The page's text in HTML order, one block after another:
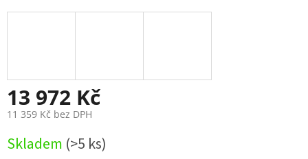
13 972 Kč
11 359 Kč bez DPH
cena:
Skladem (>5 ks)